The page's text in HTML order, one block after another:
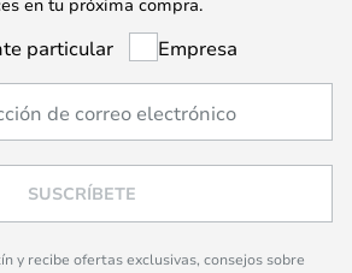
particular Empresa
SUSCRÍBETE
y recibe ofertas exclusivas, consejos sobre